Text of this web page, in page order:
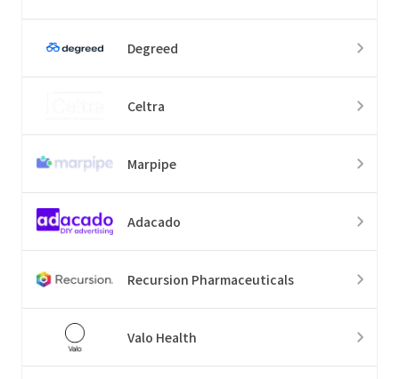
Degreed
Celtra
Marpipe
Adacado
Recursion Pharmaceuticals
Valo Health